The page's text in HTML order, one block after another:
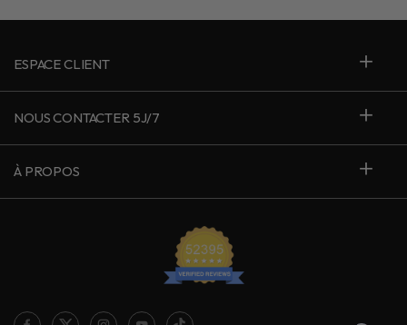
ESPACE CLIENT
NOUS CONTACTER 5J/7
À PROPOS